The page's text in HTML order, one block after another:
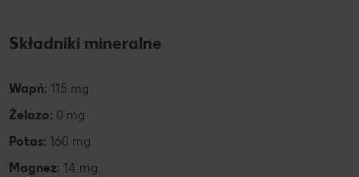
Składniki mineralne
Wapń: 115 mg
Żelazo: 0 mg
Potas: 160 mg
Magnez: 14 mg